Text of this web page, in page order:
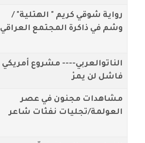
رواية شوقي كريم " الهتلية" /
وشم في ذاكرة المجتمع العراقي
الناتوالعربي---- مشروع أمريكي
فاشل لن يمرْ
مشاهدات مجنون في عصر
العولمة/تجليات نفثات شاعر